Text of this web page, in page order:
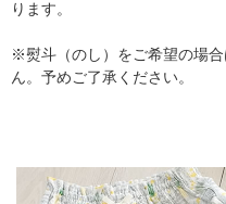
ります。
※熨斗（のし）をご希望の場
ん。予めご了承ください。